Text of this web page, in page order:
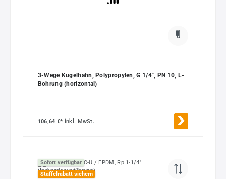
3-Wege Kugelhahn, Polypropylen, G 1/4", PN 10, L-
Bohrung (horizontal)
106,64 €* inkl. MwSt.
Sofort verfügbar
Staffelrabatt sichern